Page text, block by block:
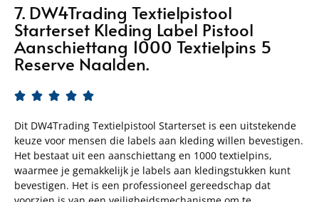
7. DW4Trading Textielpistool
Starterset Kleding Label Pistool
Aanschiettang 1000 Textielpins 5
Reserve Naalden.
    
Dit DW4Trading Textielpistool Starterset is een uitstekende
keuze voor mensen die labels aan kleding willen bevestigen.
Het bestaat uit een aanschiettang en 1000 textielpins,
waarmee je gemakkelijk je labels aan kledingstukken kunt
bevestigen. Het is een professioneel gereedschap dat